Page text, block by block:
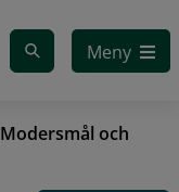
Meny
Modersmål och